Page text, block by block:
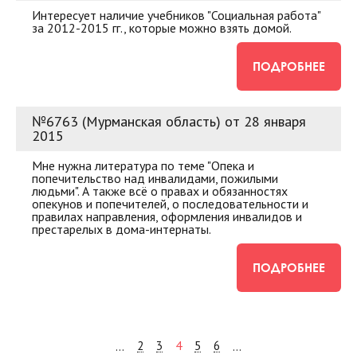
Интересует наличие учебников "Социальная работа"
за 2012-2015 гг., которые можно взять домой.
ПОДРОБНЕЕ
№6763 (Мурманская область) от 28 января
2015
Мне нужна литература по теме "Опека и
попечительство над инвалидами, пожилыми
людьми". А также всё о правах и обязанностях
опекунов и попечителей, о последовательности и
правилах направления, оформления инвалидов и
престарелых в дома-интернаты.
ПОДРОБНЕЕ
... 2 3 4 5 6 ...